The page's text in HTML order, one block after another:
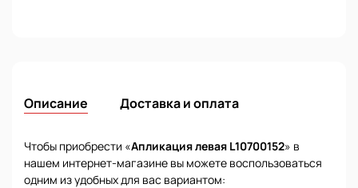
Описание Доставка и оплата
Чтобы приобрести «Апликация левая L10700152» в
нашем интернет-магазине вы можете воспользоваться
одним из удобных для вас вариантом: